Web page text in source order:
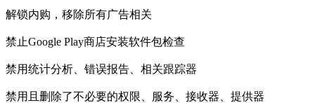
解锁内购，移除所有广告相关
禁止Google Play商店安装软件包检查
禁用统计分析、错误报告、相关跟踪器
禁用且删除了不必要的权限、服务、接收器、提供器